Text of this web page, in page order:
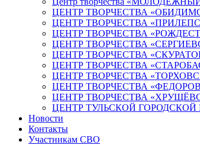
ЦЕНТР ТВОРЧЕСТВА
ЦЕНТР ТВОРЧЕСТВА
ЦЕНТР ТВОРЧЕСТВА
ЦЕНТР ТВОРЧЕСТВА
ЦЕНТР ТВОРЧЕСТВА
ЦЕНТР ТВОРЧЕСТВА
ЦЕНТР ТВОРЧЕСТВА
ЦЕНТР ТВОРЧЕСТВА
ЦЕНТР ТВОРЧЕСТВА
ЦЕНТР ТУЛЬСКОЙ
Новости
Контакты
Участникам СВО